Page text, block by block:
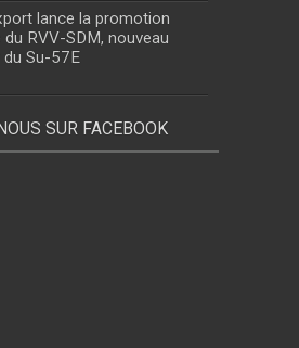
lance la promotion
RVV-SDM, nouveau
Su-57E
SUR FACEBOOK